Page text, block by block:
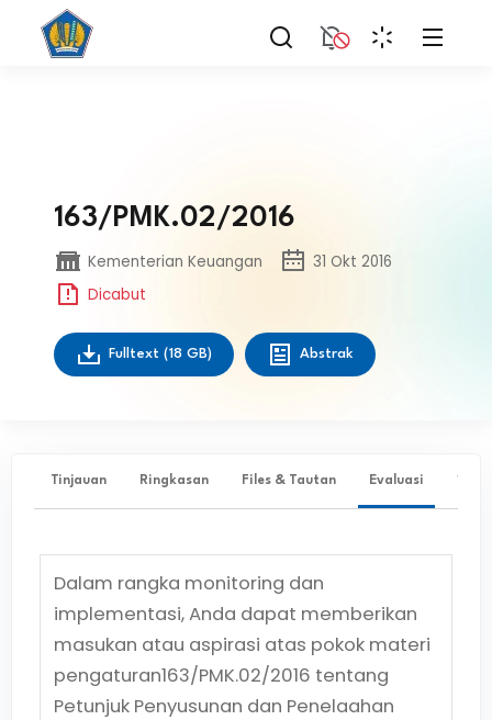
163/PMK.02/2016
Kementerian Keuangan
31 Okt 2016
Dicabut
Fulltext (18 GB) Abstrak
Tinjauan Ringkasan Files & Tautan Evaluasi ✨
Dalam rangka monitoring dan
implementasi, Anda dapat memberikan
masukan atau aspirasi atas pokok materi
pengaturan163/PMK.02/2016 tentang
Petunjuk Penyusunan dan Penelaahan